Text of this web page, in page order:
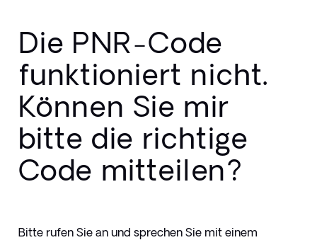
Die PNR-Code
funktioniert nicht.
Können Sie mir
bitte die richtige
Code mitteilen?
Bitte rufen Sie an und sprechen Sie mit einem